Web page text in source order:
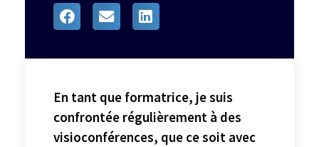
En tant que formatrice, je suis
confrontée régulièrement à des
visioconférences, que ce soit avec